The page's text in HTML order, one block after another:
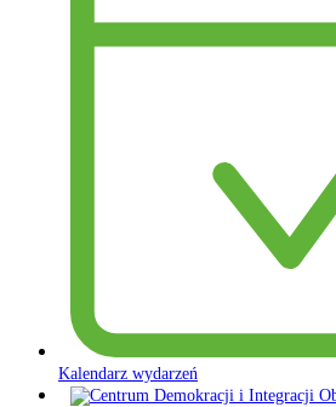
Kalendarz wydarzeń